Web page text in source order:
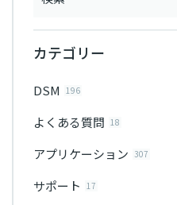
カテゴリー
DSM 196
よくある質問 18
アプリケーション 307
サポート 17